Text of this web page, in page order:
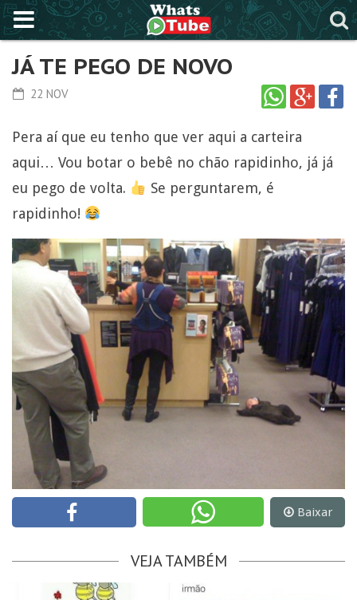
JÁ TE PEGO DE NOVO
22 NOV
Pera aí que eu tenho que ver aqui a carteira
aqui… Vou botar o bebê no chão rapidinho, já já
eu pego de volta.
Se perguntarem, é
rapidinho!
Baixar
VEJA TAMBÉM